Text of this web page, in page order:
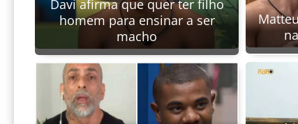
Davi afirma que quer ter filho
homem para ensinar a ser
macho